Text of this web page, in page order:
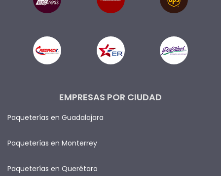
EMPRESAS POR CIUDAD
Paqueterías en Guadalajara
Paqueterías en Monterrey
Paqueterías en Querétaro